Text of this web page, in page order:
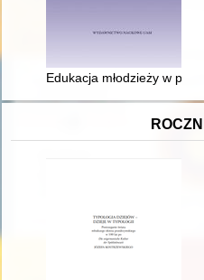
Edukacja młodzieży w